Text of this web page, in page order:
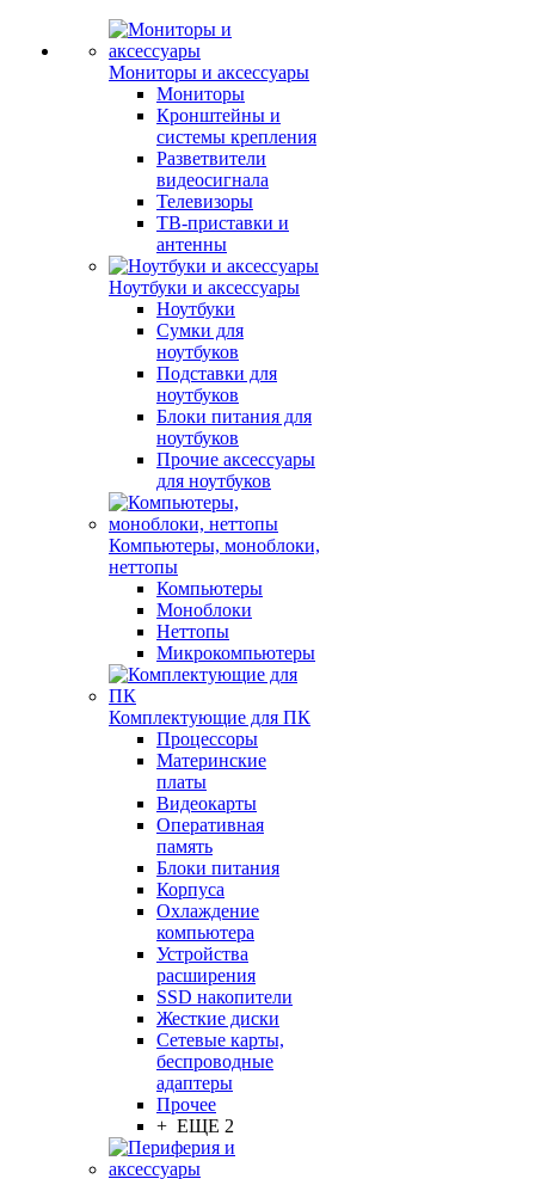
Мониторы и аксессуары
Мониторы
Кронштейны и
системы крепления
Разветвители
видеосигнала
Телевизоры
ТВ-приставки и
антенны
Ноутбуки и аксессуары
Ноутбуки
Сумки для
ноутбуков
Подставки для
ноутбуков
Блоки питания для
ноутбуков
Прочие аксессуары
для ноутбуков
Компьютеры, моноблоки,
неттопы
Компьютеры
Моноблоки
Неттопы
Микрокомпьютеры
Комплектующие для ПК
Процессоры
Материнские
платы
Видеокарты
Оперативная
память
Блоки питания
Корпуса
Охлаждение
компьютера
Устройства
расширения
SSD накопители
Жесткие диски
Сетевые карты,
беспроводные
адаптеры
Прочее
+ ЕЩЕ 2